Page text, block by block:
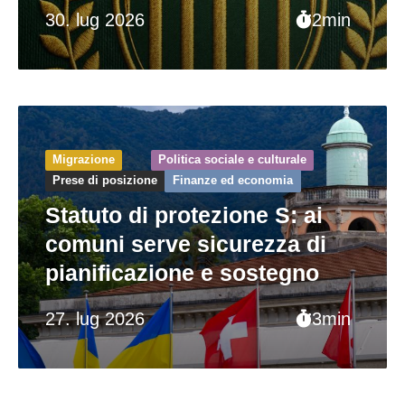
30. lug 2026 2min
27. lug 2026 3min
Migrazione
Politica sociale e culturale
Prese di posizione
Finanze ed economia
Statuto di protezione S: ai
comuni serve sicurezza di
pianificazione e sostegno